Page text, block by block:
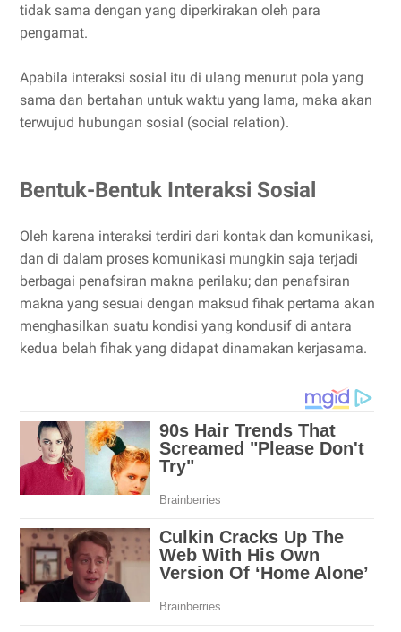
tidak sama dengan yang diperkirakan oleh para
pengamat.
Apabila interaksi sosial itu di ulang menurut pola yang
sama dan bertahan untuk waktu yang lama, maka akan
terwujud hubungan sosial (social relation).
Bentuk-Bentuk Interaksi Sosial
Oleh karena interaksi terdiri dari kontak dan komunikasi,
dan di dalam proses komunikasi mungkin saja terjadi
berbagai penafsiran makna perilaku; dan penafsiran
makna yang sesuai dengan maksud fihak pertama akan
menghasilkan suatu kondisi yang kondusif di antara
kedua belah fihak yang didapat dinamakan kerjasama.